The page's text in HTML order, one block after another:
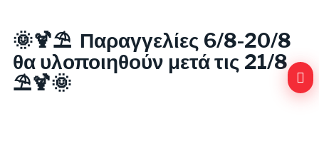
🌞🍹⛱️ Παραγγελίες 6/8-20/8
θα υλοποιηθούν μετά τις 21/8
⛱️🍹🌞